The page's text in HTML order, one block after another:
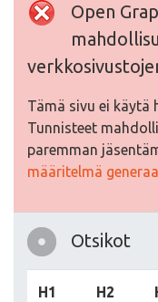
Open
Tämä sivu ei käytä
Tunnisteet
paremman
määritelmä
Otsikot
H1 H2